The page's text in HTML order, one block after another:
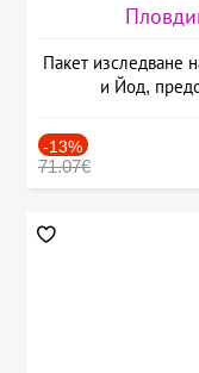
Пакет изследване
и Йод,
-13%
71.07€